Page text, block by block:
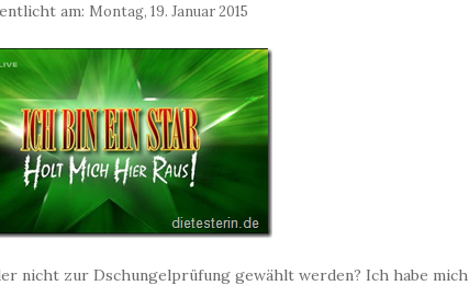
am: Montag, 19. Januar 2015
nicht zur Dschungelprüfung gewählt werden? Ich habe mich